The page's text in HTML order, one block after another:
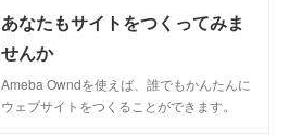
あなたもサイトをつくってみま
せんか
Ameba Owndを使えば、誰でもかんたんに
ウェブサイトをつくることができます。